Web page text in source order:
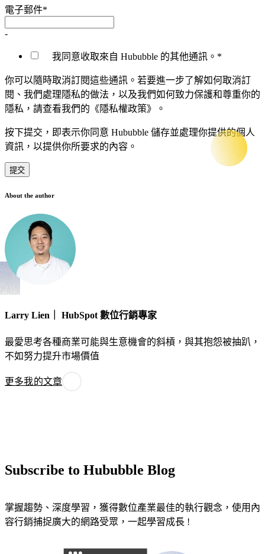
電子郵件*
-
我同意收取來自 Hububble 的其他通訊。 *
你可以隨時取消訂閱這些通訊。若要進一步了解如何取消訂
閱、我們處理隱私的做法，以及我們如何致力保護和尊重你的
隱私，請查看我們的《隱私權政策》。
按下提交，即表示你同意 Hububble 儲存並處理你提供的個人
資訊，以提供你所要求的內容。
About the author
Larry Lien｜ HubSpot 數位行銷專家
最愛思考各種商業可能與生意機會的斜槓，與其抱怨被抽趴，
不如努力提升市場價值
更多我的文章
Subscribe to Hububble Blog
掌握趨勢、深度學習，獲得數位產業最佳的執行觀念，使用內
容行銷捕捉廣大的網路受眾，一起學習成長 !